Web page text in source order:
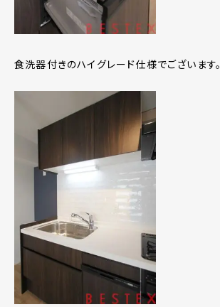
食洗器付きのハイグレード仕様でございます。